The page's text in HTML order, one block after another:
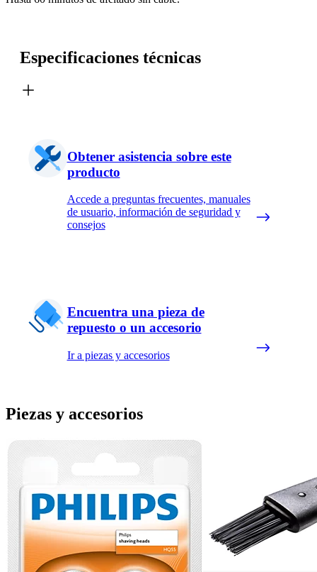
Especificaciones técnicas
Obtener asistencia sobre este
producto
Accede a preguntas frecuentes, manuales
de usuario, información de seguridad y
consejos
Encuentra una pieza de
repuesto o un accesorio
Ir a piezas y accesorios
Piezas y accesorios